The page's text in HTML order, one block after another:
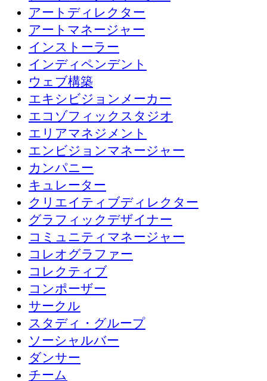
アートディレクター
アートマネージャー
インストーラー
インディペンデント
ウェブ構築
エキシビジョンメーカー
エコゾフィックスタジオ
エリアマネジメント
エンビジョンマネージャー
カンパニー
キュレーター
クリエイティブディレクター
グラフィックデザイナー
コミュニティマネージャー
コレオグラファー
コレクティブ
コンポーザー
サークル
スタディ・グループ
ソーシャルバー
ダンサー
チーム